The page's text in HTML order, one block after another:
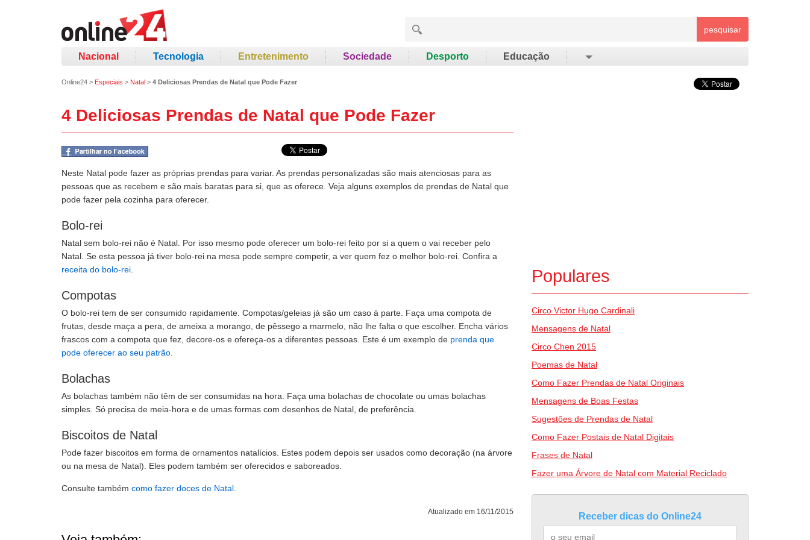
pesquisar
Nacional Tecnologia Entretenimento Sociedade Desporto Educação
Online24 > Especiais > Natal > 4 Deliciosas Prendas de Natal que Pode Fazer
4 Deliciosas Prendas de Natal que Pode Fazer
Neste Natal pode fazer as próprias prendas para variar. As prendas personalizadas são mais atenciosas para as
pessoas que as recebem e são mais baratas para si, que as oferece. Veja alguns exemplos de prendas de Natal que
pode fazer pela cozinha para oferecer.
Bolo-rei
Natal sem bolo-rei não é Natal. Por isso mesmo pode oferecer um bolo-rei feito por si a quem o vai receber pelo
Natal. Se esta pessoa já tiver bolo-rei na mesa pode sempre competir, a ver quem fez o melhor bolo-rei. Confira a
receita do bolo-rei
Compotas
O bolo-rei tem de ser consumido rapidamente. Compotas/geleias já são um caso à parte. Faça uma compota de
frutas, desde maça a pera, de ameixa a morango, de pêssego a marmelo, não lhe falta o que escolher. Encha vários
frascos com a compota que fez, decore-os e ofereça-os a diferentes pessoas. Este é um exemplo de prenda que
pode oferecer ao seu patrão
Bolachas
As bolachas também não têm de ser consumidas na hora. Faça uma bolachas de chocolate ou umas bolachas
simples. Só precisa de meia-hora e de umas formas com desenhos de Natal, de preferência.
Biscoitos de Natal
Pode fazer biscoitos em forma de ornamentos natalícios. Estes podem depois ser usados como decoração (na árvore
ou na mesa de Natal). Eles podem também ser oferecidos e saboreados.
Consulte também como fazer doces de Natal
Atualizado em 16/11/2015
Populares
Circo Victor Hugo Cardinali
Mensagens de Natal
Circo Chen 2015
Poemas de Natal
Como Fazer Prendas de Natal Originais
Mensagens de Boas Festas
Sugestões de Prendas de Natal
Como Fazer Postais de Natal Digitais
Frases de Natal
Fazer uma Árvore de Natal com Material Reciclado
Receber dicas do Online24